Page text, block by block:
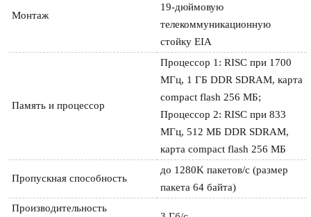
Монтаж
19-дюймовую
телекоммуникационную
стойку EIA
Память и процессор
Процессор 1: RISC при 1700
MГц, 1 ГБ DDR SDRAM, карта
compact flash 256 МБ;
Процессор 2: RISC при 833
МГц, 512 МБ DDR SDRAM,
карта compact flash 256 МБ
Пропускная способность
до 1280K пакетов/с (размер
пакета 64 байта)
Производительность